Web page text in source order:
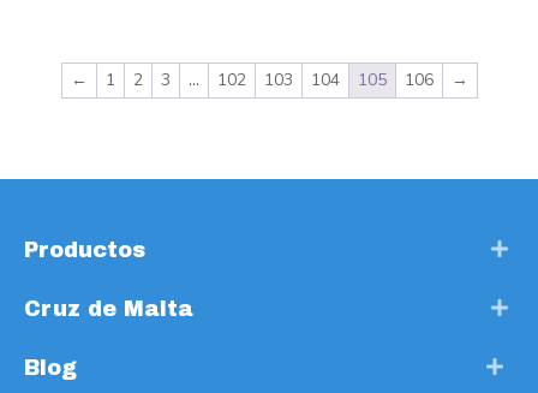
← 1 2 3 … 102 103 104 105 106 →
Productos
Cruz de Malta
Blog